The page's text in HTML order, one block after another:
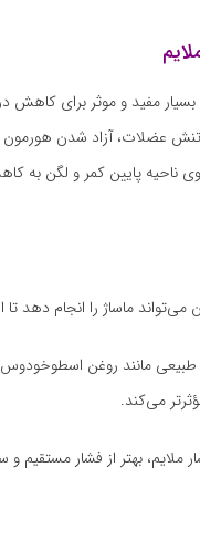
مفید و موثر برای کاهش
عضلات، آزاد شدن هورمون
ناحیه پایین کمر و لگن به
می‌تواند ماساژ را انجام
مانند روغن
می‌کند.
ملایم، بهتر از فشار